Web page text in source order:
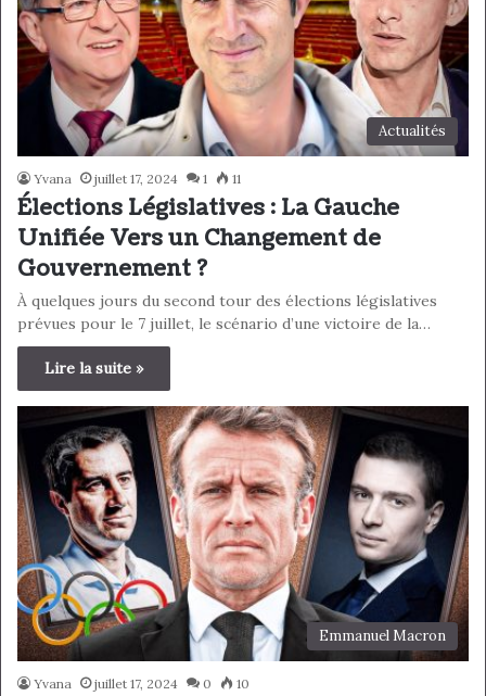
Actualités
Yvana juillet 17, 2024 1 11
Élections Législatives : La Gauche
Unifiée Vers un Changement de
Gouvernement ?
À quelques jours du second tour des élections législatives
prévues pour le 7 juillet, le scénario d’une victoire de la…
Lire la suite »
Emmanuel Macron
Yvana juillet 17, 2024 0 10